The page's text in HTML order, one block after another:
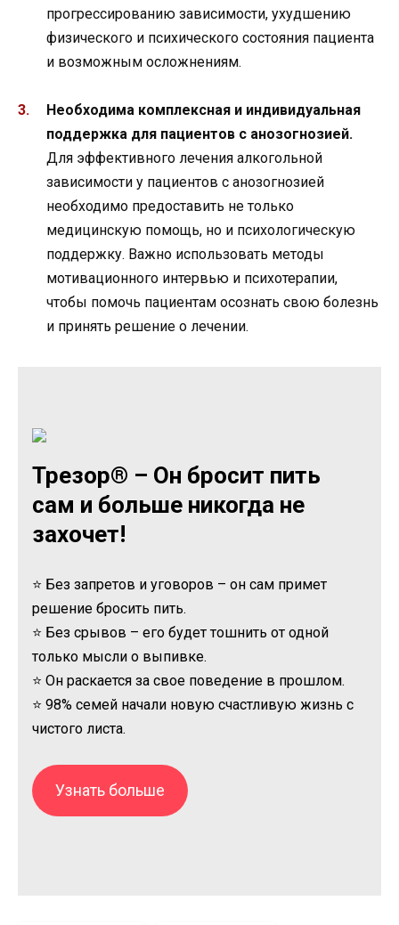
прогрессированию зависимости, ухудшению
физического и психического состояния пациента
и возможным осложнениям.
Необходима комплексная и индивидуальная
поддержка для пациентов с анозогнозией.
Для эффективного лечения алкогольной
зависимости у пациентов с анозогнозией
необходимо предоставить не только
медицинскую помощь, но и психологическую
поддержку. Важно использовать методы
мотивационного интервью и психотерапии,
чтобы помочь пациентам осознать свою болезнь
и принять решение о лечении.
Трезор® – Он бросит пить
сам и больше никогда не
захочет!
⭐ Без запретов и уговоров – он сам примет
решение бросить пить.
⭐ Без срывов – его будет тошнить от одной
только мысли о выпивке.
⭐ Он раскается за свое поведение в прошлом.
⭐ 98% семей начали новую счастливую жизнь с
чистого листа.
Узнать больше